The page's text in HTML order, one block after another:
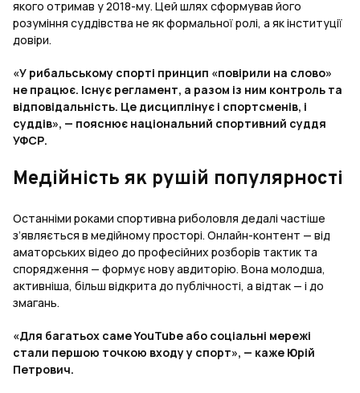
якого отримав у 2018-му. Цей шлях сформував його
розуміння суддівства не як формальної ролі, а як інституції
довіри.
«У рибальському спорті принцип «повірили на слово»
не працює. Існує регламент, а разом із ним контроль та
відповідальність. Це дисциплінує і спортсменів, і
суддів», — пояснює національний спортивний суддя
УФСР.
Медійність як рушій популярності
Останніми роками спортивна риболовля дедалі частіше
з’являється в медійному просторі. Онлайн-контент — від
аматорських відео до професійних розборів тактик та
спорядження — формує нову авдиторію. Вона молодша,
активніша, більш відкрита до публічності, а відтак — і до
змагань.
«Для багатьох саме YouTube або соціальні мережі
стали першою точкою входу у спорт», — каже Юрій
Петрович.